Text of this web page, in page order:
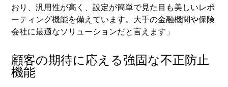
おり、汎用性が高く、設定が簡単で見た目も美しいレポ
ーティング機能を備えています。大手の金融機関や保険
会社に最適なソリューションだと言えます」
顧客の期待に応える強固な不正防止
機能